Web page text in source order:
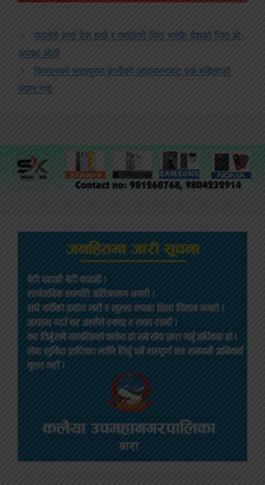
एमालेले हार्दा देश हार्छ र एमालेको जित भनेकै देशको जित हो:
अध्यक्ष ओली
चितवनको भरतपुरमा हात्तीको आक्रमणबाट एक महिलाको
ज्यान गयो